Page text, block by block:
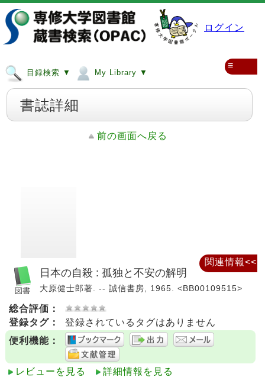
ログイン
目録検索 ▼ My Library ▼
≡
書誌詳細
前の画面へ戻る
日本の自殺 : 孤独と不安の解明
大原健士郎著. -- 誠信書房, 1965. <BB00109515>
総合評価：
登録タグ：
登録されているタグはありません
便利機能：
レビューを見る 詳細情報を見る
関連情報<<